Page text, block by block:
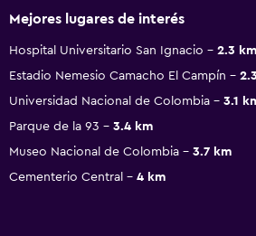
Mejores lugares de interés
Hospital Universitario San Ignacio
2.3 km
Estadio Nemesio Camacho El Campín
Universidad Nacional de Colombia
3.1
Parque de la 93
3.4 km
Museo Nacional de Colombia
3.7 km
Cementerio Central
4 km